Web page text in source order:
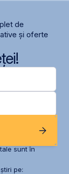
de
și oferte
sunt în
pe: